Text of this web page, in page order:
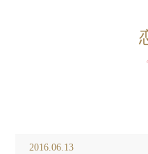
2016.06.13